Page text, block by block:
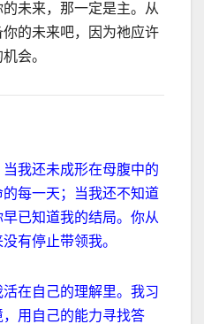
未来，那一定是主。从
的未来吧，因为祂应许
会。
我还未成形在母腹中的
每一天；当我还不知道
已知道我的结局。你从
有停止带领我。
在自己的理解里。我习
用自己的能力寻找答